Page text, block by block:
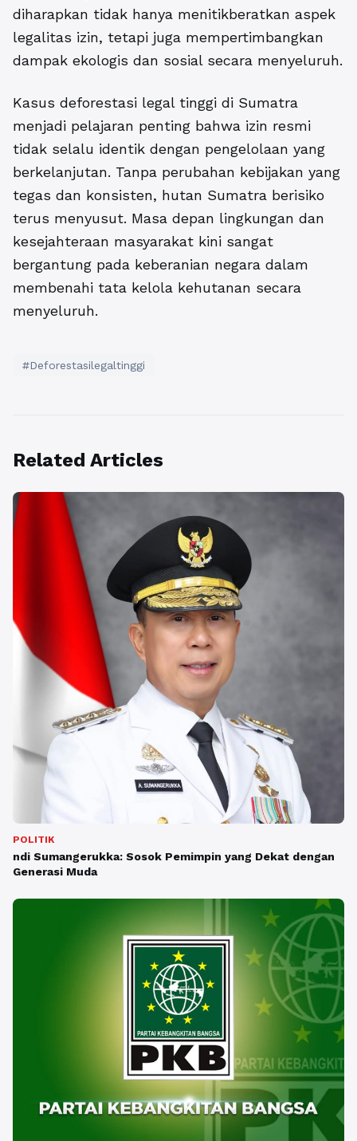
diharapkan tidak hanya menitikberatkan aspek
legalitas izin, tetapi juga mempertimbangkan
dampak ekologis dan sosial secara menyeluruh.
Kasus deforestasi legal tinggi di Sumatra
menjadi pelajaran penting bahwa izin resmi
tidak selalu identik dengan pengelolaan yang
berkelanjutan. Tanpa perubahan kebijakan yang
tegas dan konsisten, hutan Sumatra berisiko
terus menyusut. Masa depan lingkungan dan
kesejahteraan masyarakat kini sangat
bergantung pada keberanian negara dalam
membenahi tata kelola kehutanan secara
menyeluruh.
#Deforestasilegaltinggi
Related Articles
POLITIK
ndi Sumangerukka: Sosok Pemimpin yang Dekat dengan
Generasi Muda